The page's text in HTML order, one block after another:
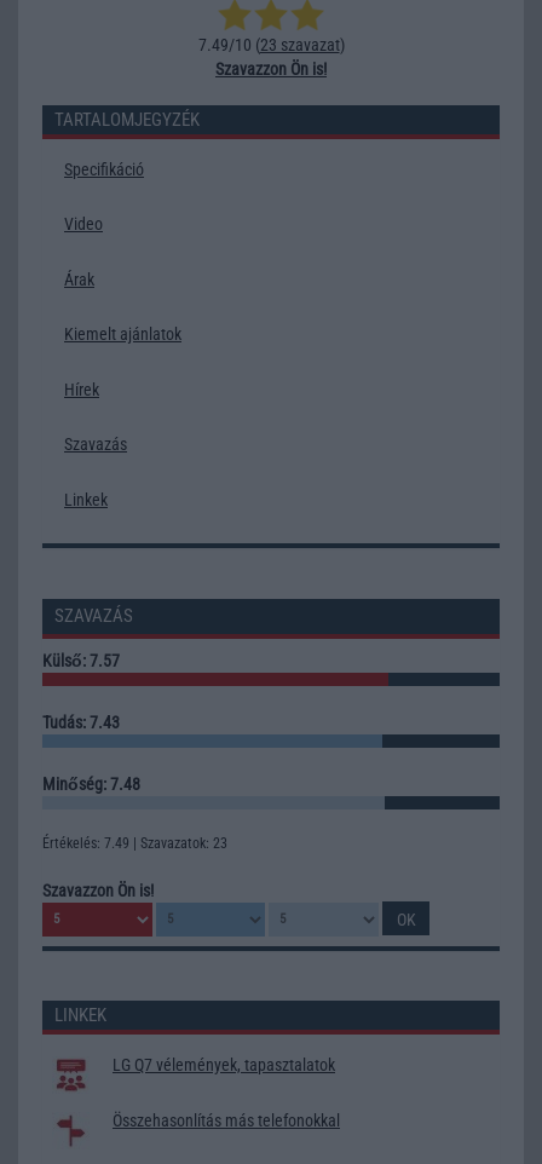
7.49/10 (23 szavazat)
Szavazzon Ön is!
TARTALOMJEGYZÉK
Specifikáció
Video
Árak
Kiemelt ajánlatok
Hírek
Szavazás
Linkek
SZAVAZÁS
Külső: 7.57
Tudás: 7.43
Minőség: 7.48
Értékelés: 7.49 | Szavazatok: 23
Szavazzon Ön is!
LINKEK
LG Q7 vélemények, tapasztalatok
Összehasonlítás más telefonokkal